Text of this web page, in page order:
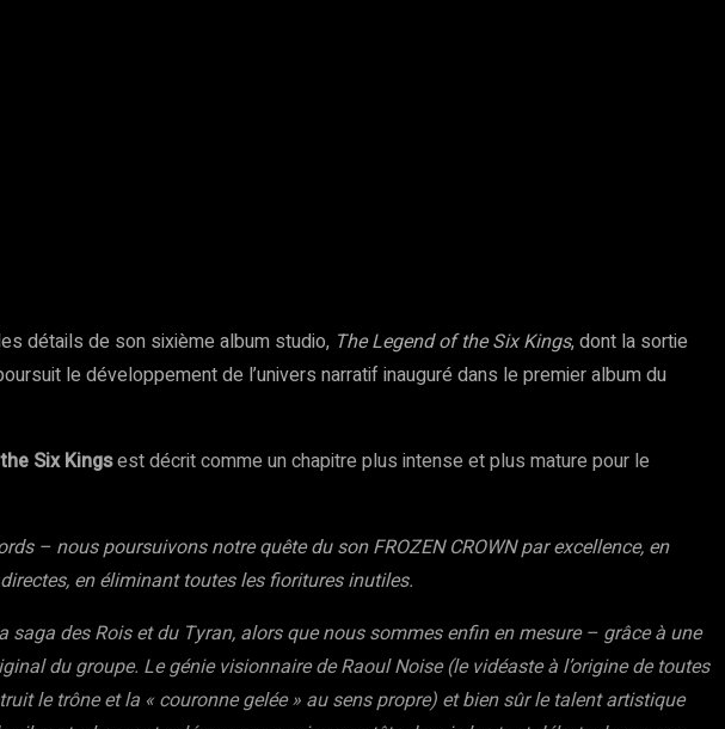
détails de son sixième album studio, The Legend of the Six Kings, dont la sortie
le développement de l’univers narratif inauguré dans le premier album du
Six Kingsest décrit comme un chapitre plus intense et plus mature pour le
– nous poursuivons notre quête du son FROZEN CROWN par excellence, en
en éliminant toutes les fioritures inutiles.
des Rois et du Tyran, alors que nous sommes enfin en mesure – grâce à une
du groupe. Le génie visionnaire de Raoul Noise (le vidéaste à l’origine de toutes
le trône et la « couronne gelée » au sens propre) et bien sûr le talent artistique